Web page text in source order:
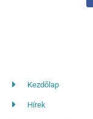
Kezdőlap
Hírek